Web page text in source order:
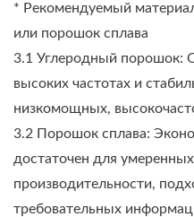
* Рекомендуемый
или порошок сплава
3.1 Углеродный порошок:
высоких частотах и
низкомощных,
3.2 Порошок сплава:
достаточен для
производительности,
требовательных